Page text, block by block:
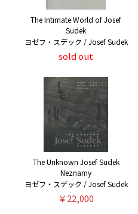
The Intimate World of Josef
Sudek
ヨゼフ・スデック / Josef Sudek
sold out
The Unknown Josef Sudek
Neznamy
ヨゼフ・スデック / Josef Sudek
￥22,000